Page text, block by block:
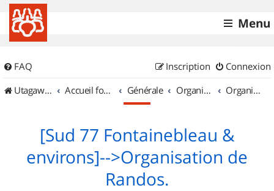
Menu
FAQ Connexion
Inscription
UtagawaVTT (Randos VTT et VTTAE avec traces GPS)
Accueil forum Générale Organisation de sorties & Recherche de partenaires Organisation de sorties en région Île de France
[Sud 77 Fontainebleau &
environs]-->Organisation de
Randos.